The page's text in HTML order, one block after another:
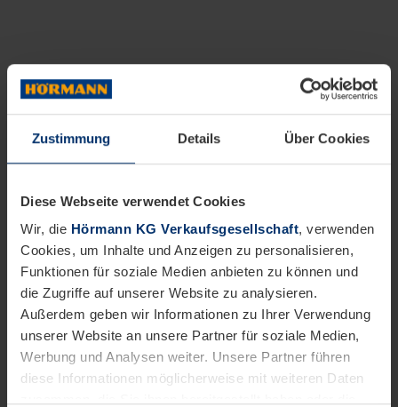
Zustimmung Details Über Cookies
Diese Webseite verwendet Cookies
Wir, die Hörmann KG Verkaufsgesellschaft, verwenden
Cookies, um Inhalte und Anzeigen zu personalisieren,
Funktionen für soziale Medien anbieten zu können und
die Zugriffe auf unserer Website zu analysieren.
Außerdem geben wir Informationen zu Ihrer Verwendung
unserer Website an unsere Partner für soziale Medien,
Werbung und Analysen weiter. Unsere Partner führen
diese Informationen möglicherweise mit weiteren Daten